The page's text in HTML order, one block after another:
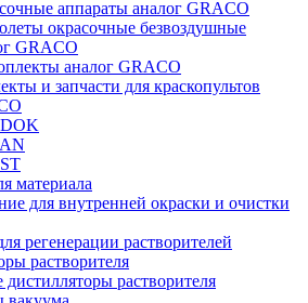
аппараты аналог GRACO
окрасочные безвоздушные
GRACO
аналог GRACO
и запчасти для краскопультов
материала
для внутренней окраски и очистки
регенерации растворителей
растворителя
растворителя